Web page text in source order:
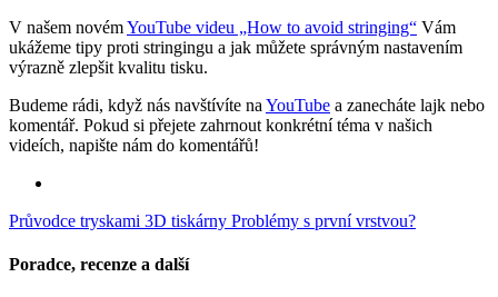
V našem novémYouTube videu „How to avoid stringing“ Vám
ukážeme tipy proti stringingu a jak můžete správným nastavením
výrazně zlepšit kvalitu tisku.
Budeme rádi, když nás navštívíte na YouTube a zanecháte lajk nebo
komentář. Pokud si přejete zahrnout konkrétní téma v našich
videích, napište nám do komentářů!
Průvodce tryskami 3D tiskárny Problémy s první vrstvou?
Poradce, recenze a další